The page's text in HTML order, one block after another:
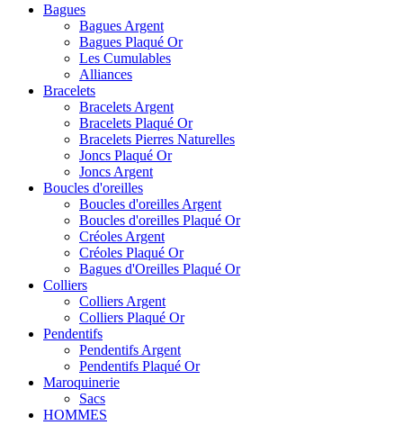
Bagues
Bagues Argent
Bagues Plaqué Or
Les Cumulables
Alliances
Bracelets
Bracelets Argent
Bracelets Plaqué Or
Bracelets Pierres Naturelles
Joncs Plaqué Or
Joncs Argent
Boucles d'oreilles
Boucles d'oreilles Argent
Boucles d'oreilles Plaqué Or
Créoles Argent
Créoles Plaqué Or
Bagues d'Oreilles Plaqué Or
Colliers
Colliers Argent
Colliers Plaqué Or
Pendentifs
Pendentifs Argent
Pendentifs Plaqué Or
Maroquinerie
Sacs
HOMMES